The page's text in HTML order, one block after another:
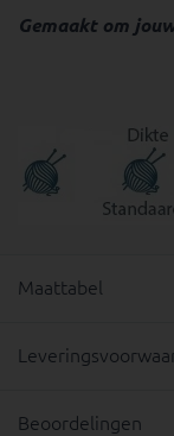
Gemaakt om
Maattabel
Beoordelingen